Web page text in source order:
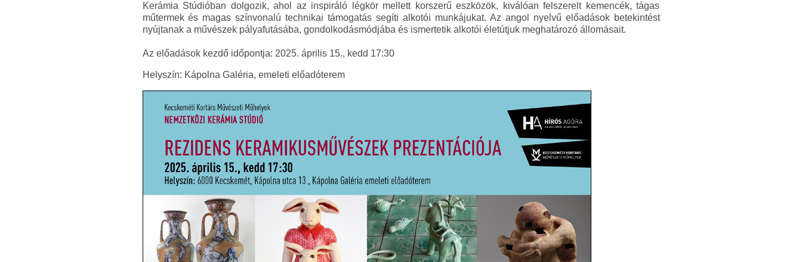
Kerámia Stúdióban dolgozik, ahol az inspiráló légkör mellett korszerű eszközök, kiválóan felszerelt kemencék, tágas
műtermek és magas színvonalú technikai támogatás segíti alkotói munkájukat. Az angol nyelvű előadások betekintést
nyújtanak a művészek pályafutásába, gondolkodásmódjába és ismertetik alkotói életútjuk meghatározó állomásait.
Az előadások kezdő időpontja: 2025. április 15., kedd 17:30
Helyszín: Kápolna Galéria, emeleti előadóterem